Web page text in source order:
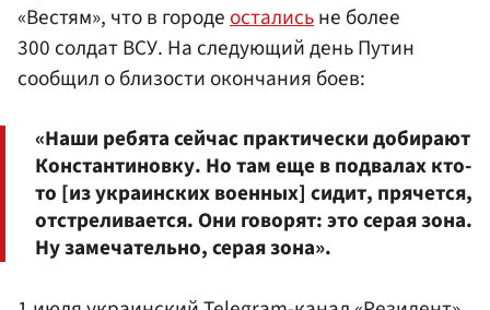
«Вестям», что в городеосталисьне более
300 солдат ВСУ. На следующий день Путин
сообщил о близости окончания боев:
«Наши ребята сейчас практически добирают
Константиновку. Но там еще в подвалах кто-
то [из украинских военных] сидит, прячется,
отстреливается. Они говорят: это серая зона.
Ну замечательно, серая зона».